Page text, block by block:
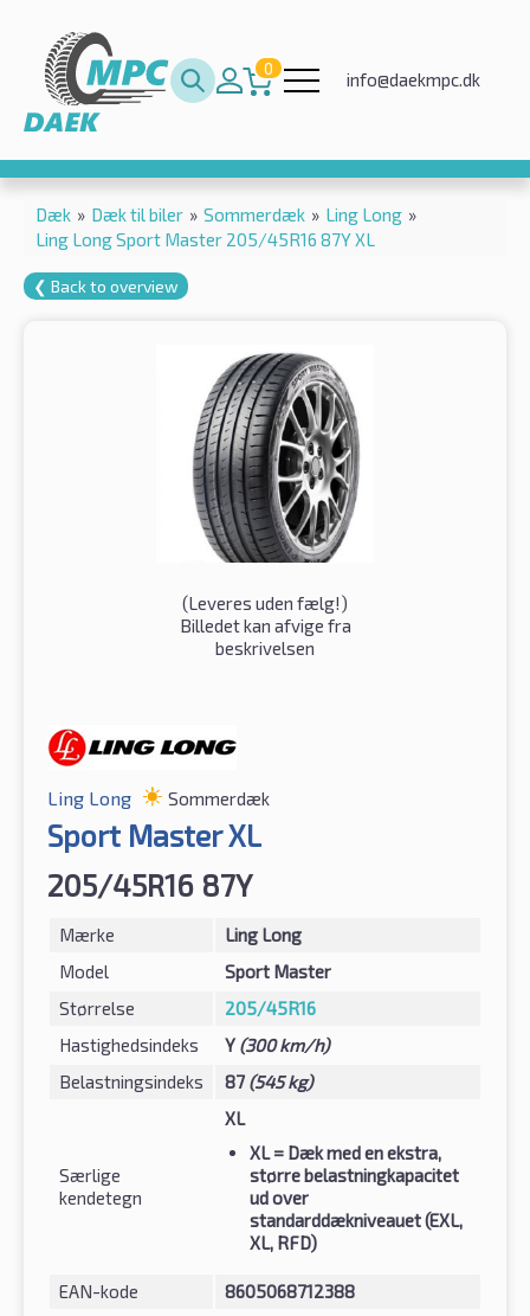
0
info@daekmpc.dk
Dæk » Dæk til biler » Sommerdæk » Ling Long »
Ling Long Sport Master 205/45R16 87Y XL
❮ Back to overview
(Leveres uden fælg!)
Billedet kan afvige fra
beskrivelsen
Ling Long Sommerdæk
Sport Master XL
205/45R16 87Y
Mærke
Ling Long
Model
Sport Master
Størrelse
205/45R16
Hastighedsindeks
Y (300 km/h)
Belastningsindeks
87 (545 kg)
Særlige
kendetegn
XL
XL= Dæk med en ekstra,
større belastningkapacitet
ud over
standarddækniveauet (EXL,
XL, RFD)
EAN-kode 8605068712388